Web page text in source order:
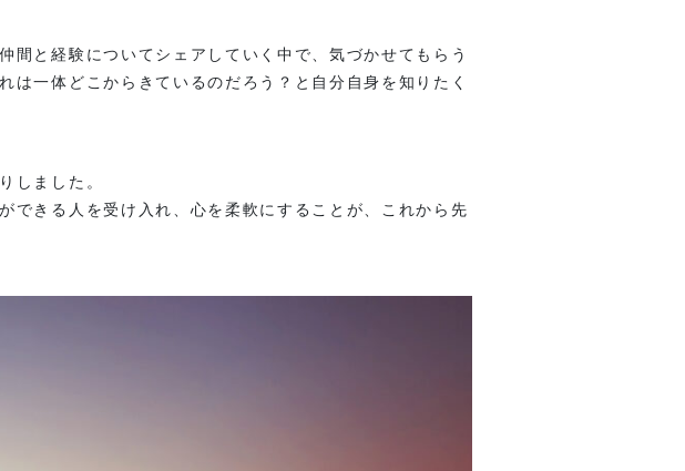
間と経験についてシェアしていく中で、気づかせてもらう
一体どこからきているのだろう？と自分自身を知りたく
しました。
できる人を受け入れ、心を柔軟にすることが、これから先